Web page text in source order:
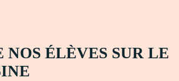
NOS ÉLÈVES SUR LE